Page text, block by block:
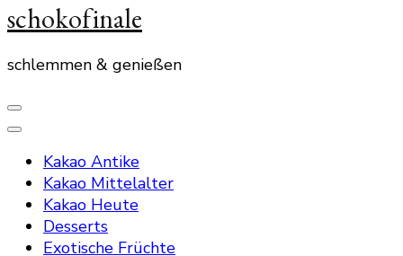
schokofinale
schlemmen & genießen
Kakao Antike
Kakao Mittelalter
Kakao Heute
Desserts
Exotische Früchte